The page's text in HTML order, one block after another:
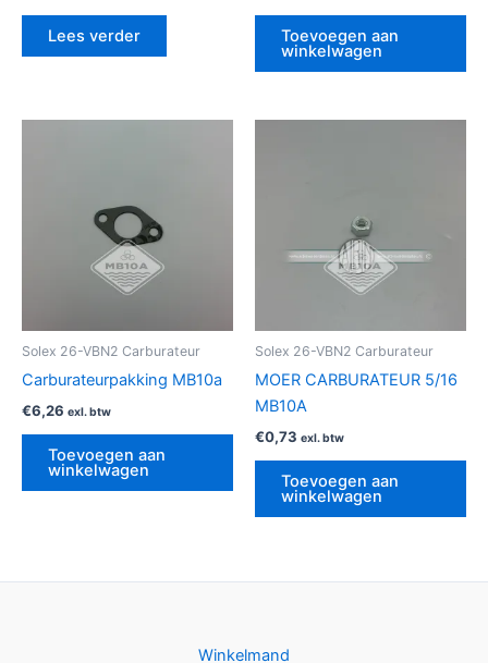
Lees verder Toevoegen aan
winkelwagen
Solex 26-VBN2 Carburateur
Carburateurpakking MB10a
€6,26 exl. btw
Toevoegen aan
winkelwagen
Solex 26-VBN2 Carburateur
MOER CARBURATEUR 5/16
MB10A
€0,73 exl. btw
Toevoegen aan
winkelwagen
Winkelmand